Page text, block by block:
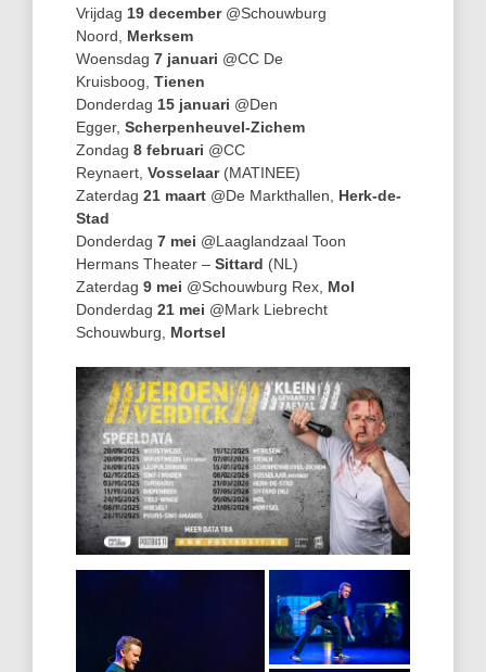
Vrijdag 19 december@Schouwburg
Noord, Merksem
Woensdag 7 januari @CC De
Kruisboog, Tienen
Donderdag 15 januari @Den
Egger, Scherpenheuvel-Zichem
Zondag 8 februari @CC
Reynaert, Vosselaar(MATINEE)
Zaterdag 21 maart @De Markthallen, Herk-de-
Stad
Donderdag 7 mei @Laaglandzaal Toon
Hermans Theater – Sittard (NL)
Zaterdag 9 mei @Schouwburg Rex, Mol
Donderdag 21 mei @Mark Liebrecht
Schouwburg, Mortsel